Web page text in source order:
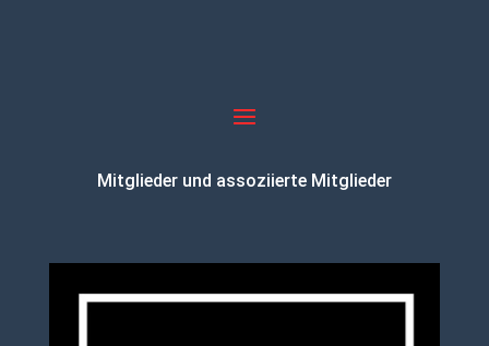
Mitglieder und assoziierte Mitglieder